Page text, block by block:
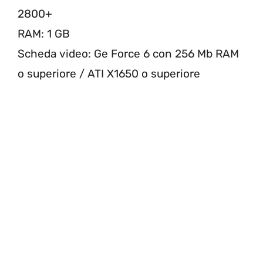
2800+
RAM: 1 GB
Scheda video: Ge Force 6 con 256 Mb RAM
o superiore / ATI X1650 o superiore